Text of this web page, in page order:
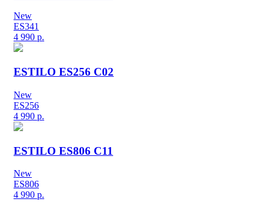
New
ES341
4 990 р.
ESTILO ES256 C02
New
ES256
4 990 р.
ESTILO ES806 C11
New
ES806
4 990 р.